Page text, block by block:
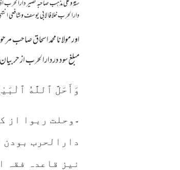
ستة وعلي مذهب صاحبه تصير دارالحرب اذا
دارالحرب خلافا لابي يوسف وشافعي
اور مولانا محمد اسحاق
مبلغ سود دردارالحرب از
وَأَحَلَّ ٱللَّهُ
۔ وحلت ربوا از
دارالحرب بودن
نیز قاعدہ فقہ